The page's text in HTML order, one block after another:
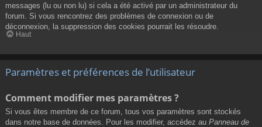
messages (lu ou non lu) si cela a été activé par un administrateur du
forum. Si vous rencontrez des problèmes de connexion ou de
déconnexion, la suppression des cookies pourrait les résoudre.
Haut
Paramètres et préférences de l’utilisateur
Comment modifier mes paramètres ?
Si vous êtes membre de ce forum, tous vos paramètres sont stockés
dans notre base de données. Pour les modifier, accédez au Panneau de